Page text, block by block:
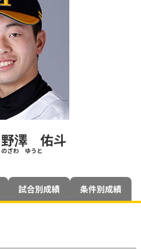
野澤 佑斗
のざわ ゆうと
試合別成績 条件別成績